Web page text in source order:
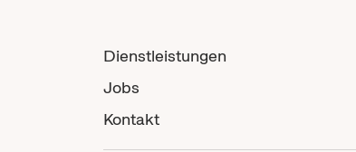
Dienstleistungen
Jobs
Kontakt